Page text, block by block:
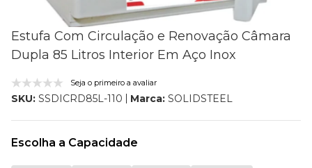
Estufa Com Circulação e Renovação Câmara
Dupla 85 Litros Interior Em Aço Inox
Seja o primeiro a avaliar
SKU: SSDICRD85L-110 Marca: SOLIDSTEEL
Escolha a Capacidade